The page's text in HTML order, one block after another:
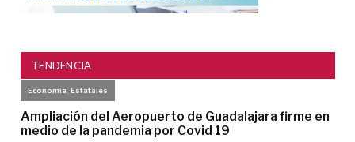
TENDENCIA